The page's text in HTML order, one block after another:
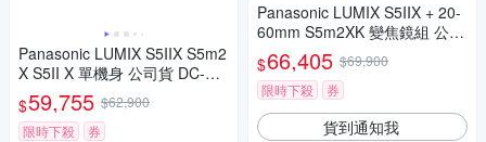
Panasonic LUMIX S5IIX S5m2
X S5II X 單機身 公司貨 DC-S5
M2X
$59,755 $62,900
限時下殺
券
Panasonic LUMIX S5IIX + 20-
60mm S5m2XK 變焦鏡組 公司
貨 DC-S5M2XK
$66,405 $69,900
限時下殺
券
貨到通知我